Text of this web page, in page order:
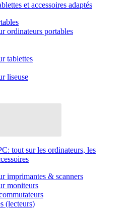
et accessoires adaptés
ordinateurs portables
tablettes
liseuse
tout sur les ordinateurs, les
imprimantes & scanners
moniteurs
(lecteurs)